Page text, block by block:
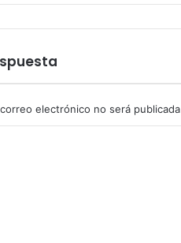
electrónico no será